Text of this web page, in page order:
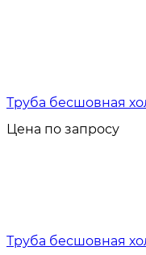
Труба бесшовная
Цена по запросу
Труба бесшовная